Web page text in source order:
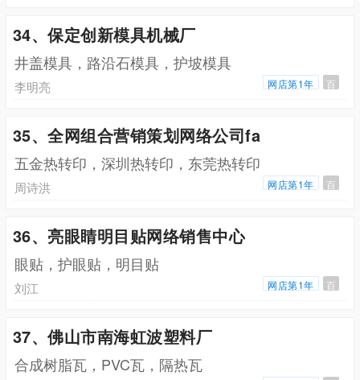
34、保定创新模具机械厂
井盖模具，路沿石模具，护坡模具
李明亮 网店第1年 百
35、全网组合营销策划网络公司fa
五金热转印，深圳热转印，东莞热转印
周诗洪 网店第1年 百
36、亮眼睛明目贴网络销售中心
眼贴，护眼贴，明目贴
刘江 网店第1年 百
37、佛山市南海虹波塑料厂
合成树脂瓦，PVC瓦，隔热瓦